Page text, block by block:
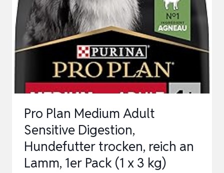
GETREIDEFREI
FÜR
ALLE
KLEINE
&
MINI-
Pro Plan Medium Adult
Sensitive Digestion,
Hundefutter trocken, reich an
Lamm, 1er Pack (1 x 3 kg)